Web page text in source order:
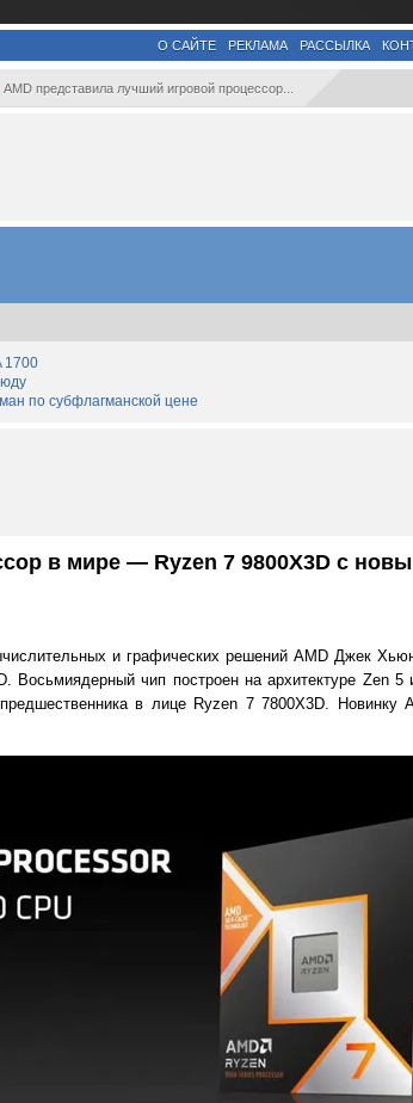
О САЙТЕ РЕКЛАМА РАССЫЛКА
AMD представила лучший игровой процессор...
1700
по субфлагманской цене
в мире — Ryzen 7 9800X3D с
и графических решений AMD Джек
Восьмиядерный чип построен на архитектуре Zen 5
в лице Ryzen 7 7800X3D. Новинку